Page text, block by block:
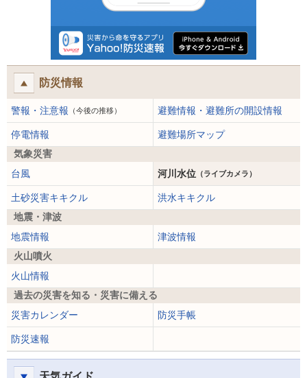
防災情報
警報・注意報 （今後の推移） 避難情報・避難所の開設情報
停電情報
避難場所マップ
気象災害
台風
河川水位 （ライブカメラ）
土砂災害キキクル
洪水キキクル
地震・津波
地震情報
津波情報
火山噴火
火山情報
過去の災害を知る・災害に備える
災害カレンダー
防災手帳
防災速報